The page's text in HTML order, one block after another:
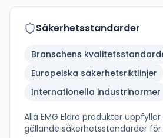
Säkerhetsstandarder
Branschens
Europeiska säkerhetsriktlinjer
Internationella industrinormer
Alla EMG Eldro produkter
gällande säkerhetsstandarder för